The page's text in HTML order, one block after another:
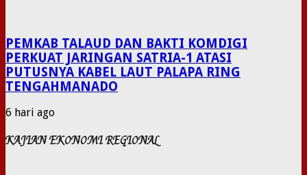
PEMKAB TALAUD DAN BAKTI KOMDIGI
PERKUAT JARINGAN SATRIA-1 ATASI
PUTUSNYA KABEL LAUT PALAPA RING
TENGAHMANADO
6 hari ago
KAJIAN EKONOMI REGIONAL